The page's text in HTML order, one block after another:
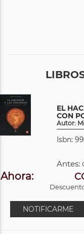
EL
CON
Autor:
Isbn:
Antes:
Ahora:
NOTIFICARME